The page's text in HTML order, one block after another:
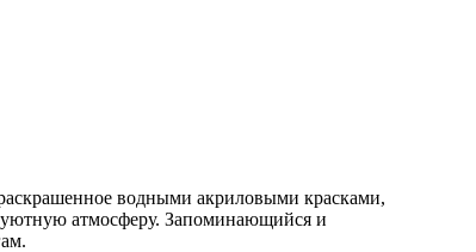
водными акриловыми красками,
атмосферу. Запоминающийся и